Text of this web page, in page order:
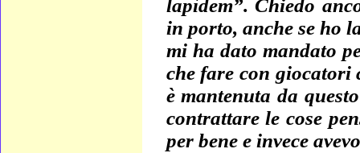
lapìdem”. Chiedo
in porto, anche se ho
mi ha dato mandato
che fare con giocatori
è mantenuta da
contrattare le cose
per bene e invece